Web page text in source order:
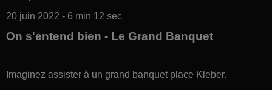
20 juin 2022 - 6 min 12 sec
On s'entend bien - Le Grand Banquet
Imaginez assister à un grand banquet place Kleber.